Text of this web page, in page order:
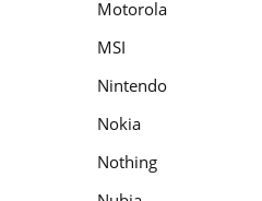
Motorola
MSI
Nintendo
Nokia
Nothing